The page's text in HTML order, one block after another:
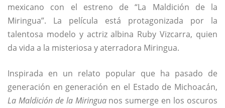
mexicano con el estreno de “La Maldición de la
Miringua”. La película está protagonizada por la
talentosa modelo y actriz albina Ruby Vizcarra, quien
da vida a la misteriosa y aterradora Miringua.
Inspirada en un relato popular que ha pasado de
generación en generación en el Estado de Michoacán,
La Maldición de la Miringuanos sumerge en los oscuros